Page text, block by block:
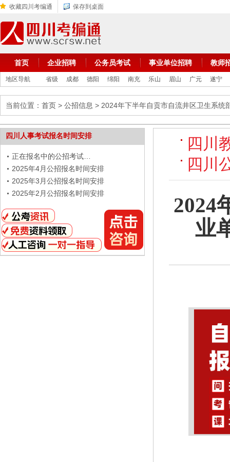
收藏四川考编通 保存到桌面
首页 企业招聘 公务员考试 事业单位招聘 教师
地区导航 省级 成都 德阳 绵阳 南充 乐山 眉山 广元 遂宁
当前位置： 首页 > 公招信息 > 2024年下半年自贡市自流井区卫生系统
四川人事考试报名时间安排
正在报名中的公招考试…
2025年4月公招报名时间安排
2025年3月公招报名时间安排
2025年2月公招报名时间安排
四川
四川
2024
业